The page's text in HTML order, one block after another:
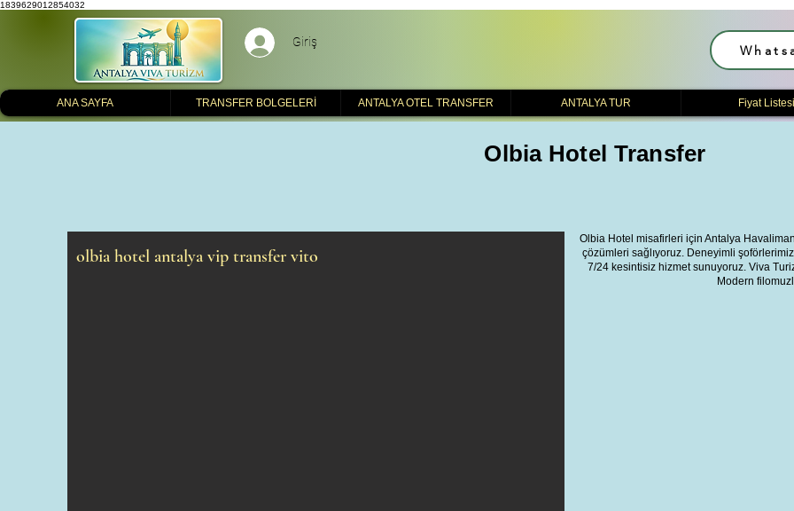
1839629012854032
Giriş
ANA SAYFA TRANSFER BOLGELERİ ANTALYA OTEL TRANSFER ANTALYA TUR Fiyat Listesi
Olbia Hotel Transfer
olbia hotel antalya vip transfer vito
Olbia Hotel misafirleri için Antalya
çözümleri sağlıyoruz. Deneyimli şoförlerimiz
7/24 kesintisiz hizmet sunuyoruz. Viva
Modern